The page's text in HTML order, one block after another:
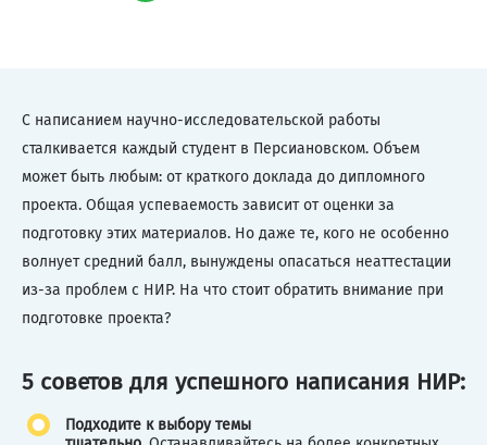
С написанием научно-исследовательской работы
сталкивается каждый студент в Персиановском. Объем
может быть любым: от краткого доклада до дипломного
проекта. Общая успеваемость зависит от оценки за
подготовку этих материалов. Но даже те, кого не особенно
волнует средний балл, вынуждены опасаться неаттестации
из-за проблем с НИР. На что стоит обратить внимание при
подготовке проекта?
5 советов для успешного написания НИР:
Подходите к выбору темы